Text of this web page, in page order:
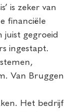
is zeker van
financiële
juist gegroeid
ingestapt.
Van Bruggen
Het bedrijf